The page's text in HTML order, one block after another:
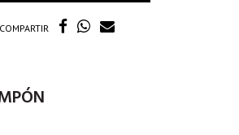
COMPARTIR